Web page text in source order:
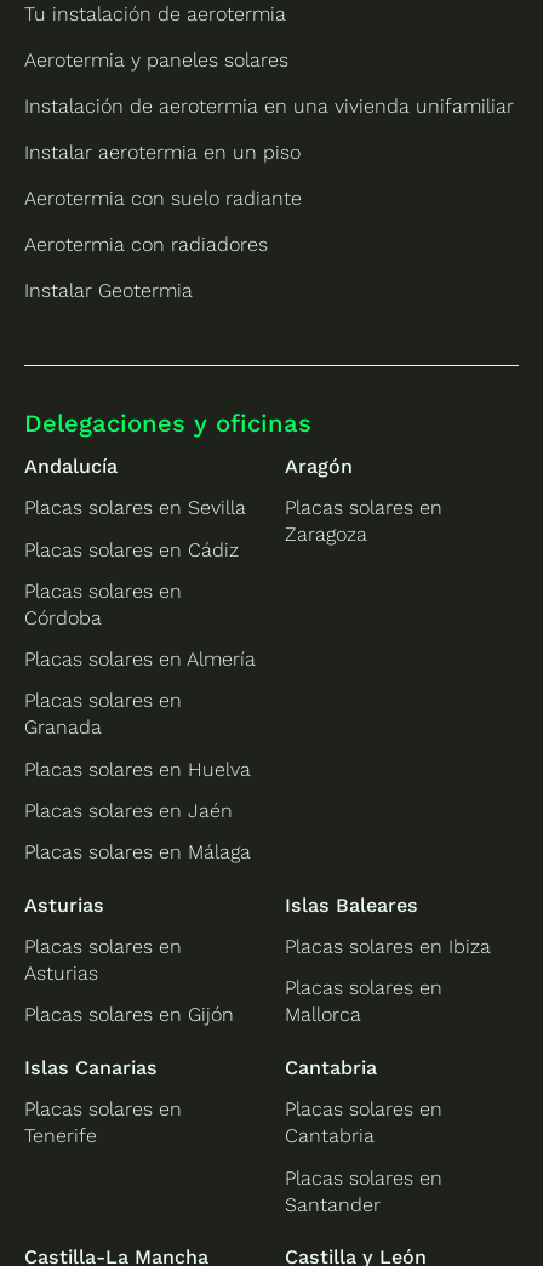
Tu instalación de aerotermia
Aerotermia y paneles solares
Instalación de aerotermia en una vivienda unifamiliar
Instalar aerotermia en un piso
Aerotermia con suelo radiante
Aerotermia con radiadores
Instalar Geotermia
Delegaciones y oficinas
Andalucía
Placas solares en Sevilla
Placas solares en Cádiz
Placas solares en
Córdoba
Placas solares en Almería
Placas solares en
Granada
Placas solares en Huelva
Placas solares en Jaén
Placas solares en Málaga
Aragón
Placas solares en
Zaragoza
Asturias
Placas solares en
Asturias
Placas solares en Gijón
Islas Baleares
Placas solares en Ibiza
Placas solares en
Mallorca
Islas Canarias
Placas solares en
Tenerife
Cantabria
Placas solares en
Cantabria
Placas solares en
Santander
Castilla-La Mancha
Castilla y León